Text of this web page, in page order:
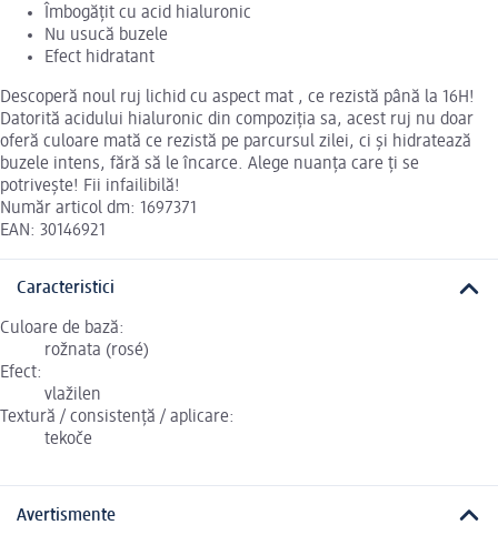
Îmbogățit cu acid hialuronic
Nu usucă buzele
Efect hidratant
Descoperă noul ruj lichid cu aspect mat , ce rezistă până la 16H!
Datorită acidului hialuronic din compoziția sa, acest ruj nu doar
oferă culoare mată ce rezistă pe parcursul zilei, ci și hidratează
buzele intens, fără să le încarce. Alege nuanța care ți se
potrivește! Fii infailibilă!
Număr articol dm: 1697371
EAN: 30146921
Caracteristici
Culoare de bază:
rožnata (rosé)
Efect:
vlažilen
Textură / consistență / aplicare:
tekoče
Avertismente